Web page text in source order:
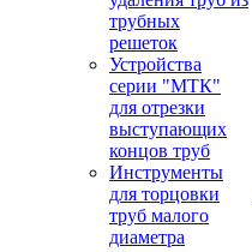
трубных
решеток
Устройства
серии "МТК"
для отрезки
выступающих
концов труб
Инструменты
для торцовки
труб малого
диаметра